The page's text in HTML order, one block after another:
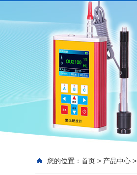
您的位置： 首页 > 产品中心 >